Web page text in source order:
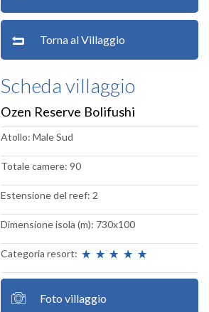
Torna al Villaggio
Scheda villaggio
Ozen Reserve Bolifushi
Atollo: Male Sud
Totale camere: 90
Estensione del reef: 2
Dimensione isola (m): 730x100
Categoria resort:
Foto villaggio